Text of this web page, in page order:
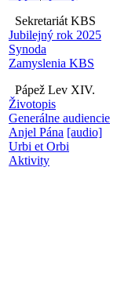
Sekretariát KBS
Jubilejný rok 2025
Synoda
Zamyslenia KBS
Pápež Lev XIV.
Životopis
Generálne audiencie
Anjel Pána [audio]
Urbi et Orbi
Aktivity